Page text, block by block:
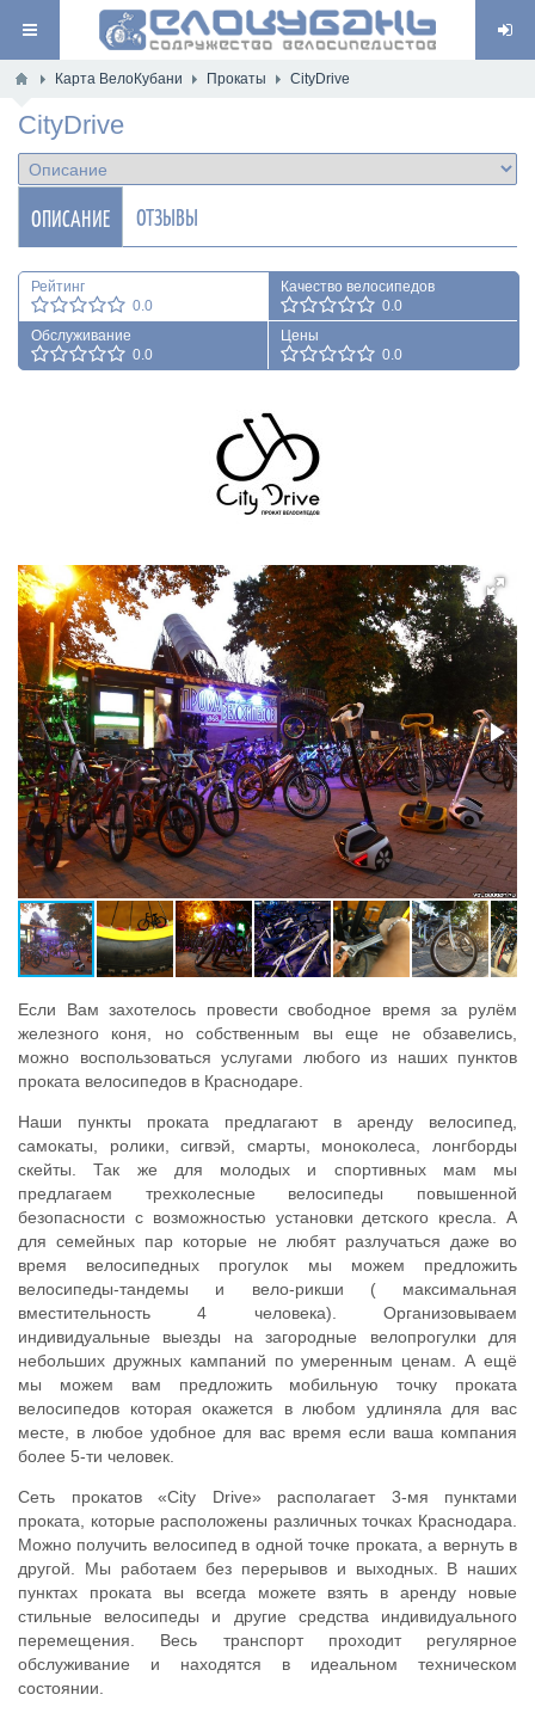
Карта ВелоКубани Прокаты CityDrive
CityDrive
ОПИСАНИЕ ОТЗЫВЫ
Рейтинг
0.0
Качество велосипедов
0.0
Обслуживание
0.0
Цены
0.0
Если Вам захотелось провести свободное время за рулём
железного коня, но собственным вы еще не обзавелись,
можно воспользоваться услугами любого из наших пунктов
проката велосипедов в Краснодаре.
Наши пункты проката предлагают в аренду велосипед,
самокаты, ролики, сигвэй, смарты, моноколеса, лонгборды
скейты. Так же для молодых и спортивных мам мы
предлагаем трехколесные велосипеды повышенной
безопасности с возможностью установки детского кресла. А
для семейных пар которые не любят разлучаться даже во
время велосипедных прогулок мы можем предложить
велосипеды-тандемы и вело-рикши ( максимальная
вместительность 4 человека). Организовываем
индивидуальные выезды на загородные велопрогулки для
небольших дружных кампаний по умеренным ценам. А ещё
мы можем вам предложить мобильную точку проката
велосипедов которая окажется в любом удлиняла для вас
месте, в любое удобное для вас время если ваша компания
более 5-ти человек.
Сеть прокатов «City Drive» располагает 3-мя пунктами
проката, которые расположены различных точках Краснодара.
Можно получить велосипед в одной точке проката, а вернуть в
другой. Мы работаем без перерывов и выходных. В наших
пунктах проката вы всегда можете взять в аренду новые
стильные велосипеды и другие средства индивидуального
перемещения. Весь транспорт проходит регулярное
обслуживание и находятся в идеальном техническом
состоянии.